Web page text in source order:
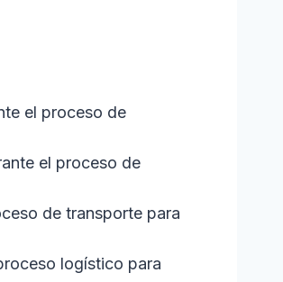
el proceso de
el proceso de
de transporte para
logístico para